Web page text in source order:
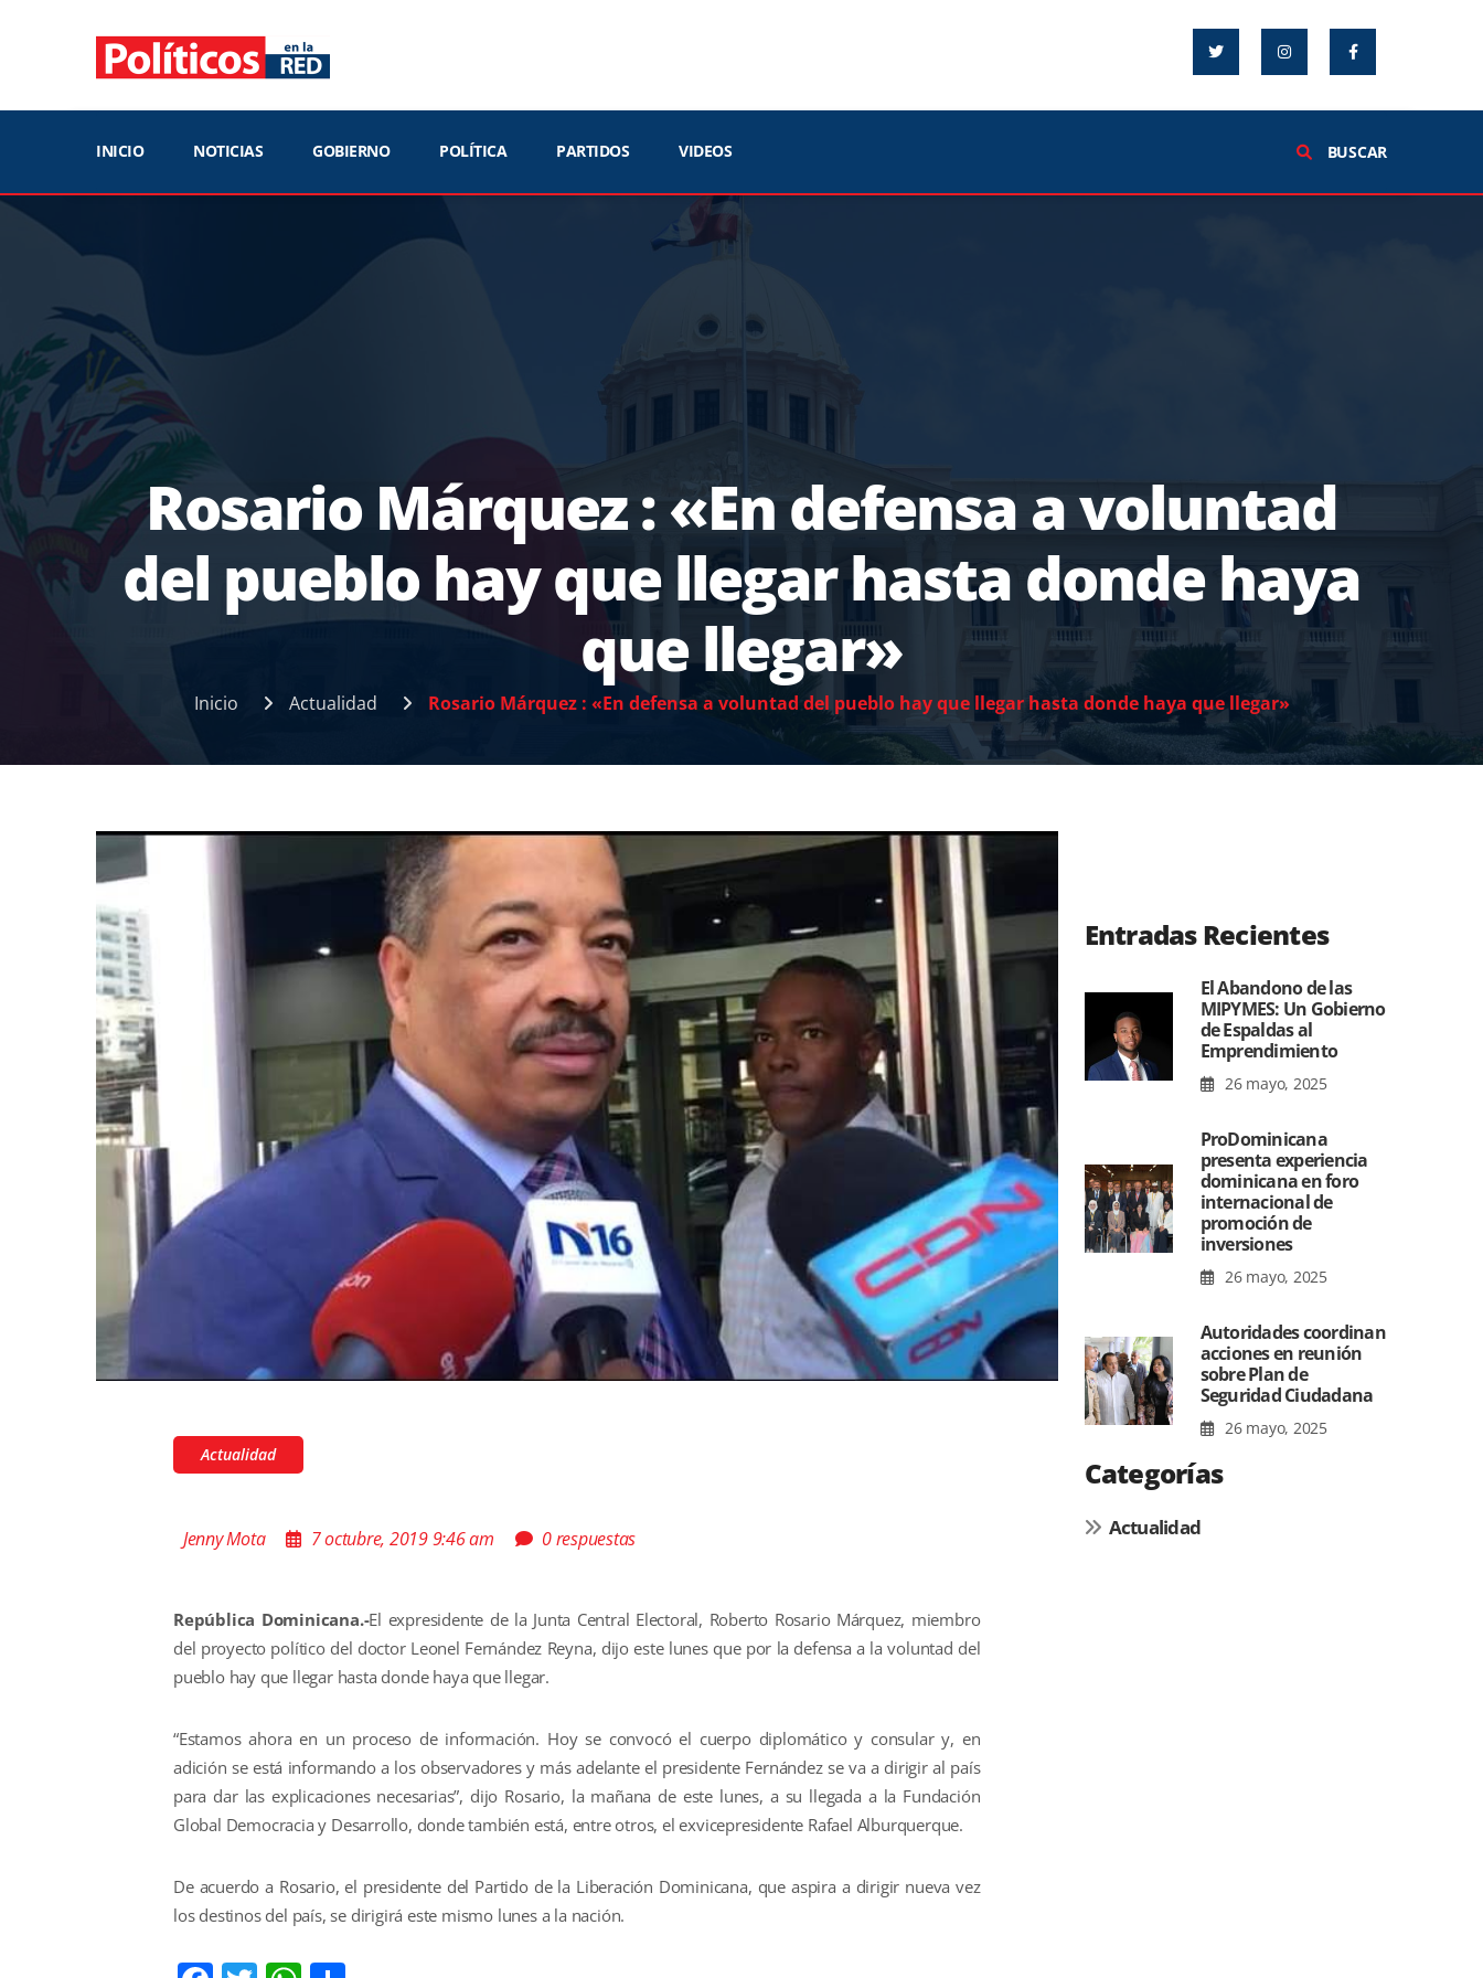
INICIO NOTICIAS GOBIERNO POLÍTICA PARTIDOS VIDEOS BUSCAR
Rosario Márquez : «En defensa a voluntad
del pueblo hay que llegar hasta donde haya
que llegar»
Inicio Actualidad Rosario Márquez : «En defensa a voluntad del pueblo hay que llegar hasta donde haya que llegar»
Actualidad
Jenny Mota 7 octubre, 2019 9:46 am 0 respuestas
República Dominicana.-El expresidente de la Junta Central Electoral, Roberto Rosario Márquez, miembro
del proyecto político del doctor Leonel Fernández Reyna, dijo este lunes que por la defensa a la voluntad del
pueblo hay que llegar hasta donde haya que llegar.
“Estamos ahora en un proceso de información. Hoy se convocó el cuerpo diplomático y consular y, en
adición se está informando a los observadores y más adelante el presidente Fernández se va a dirigir al país
para dar las explicaciones necesarias”, dijo Rosario, la mañana de este lunes, a su llegada a la Fundación
Global Democracia y Desarrollo, donde también está, entre otros, el exvicepresidente Rafael Alburquerque.
De acuerdo a Rosario, el presidente del Partido de la Liberación Dominicana, que aspira a dirigir nueva vez
los destinos del país, se dirigirá este mismo lunes a la nación.
Entradas Recientes
El Abandono de las
MIPYMES: Un Gobierno
de Espaldas al
Emprendimiento
26 mayo, 2025
ProDominicana
presenta experiencia
dominicana en foro
internacional de
promoción de
inversiones
26 mayo, 2025
Autoridades coordinan
acciones en reunión
sobre Plan de
Seguridad Ciudadana
26 mayo, 2025
Categorías
Actualidad